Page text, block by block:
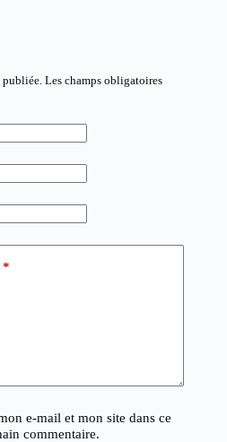
publiée. Les champs obligatoires
*
e-mail et mon site dans ce
commentaire.